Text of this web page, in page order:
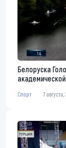
Белоруска
Спорт 7 августа,